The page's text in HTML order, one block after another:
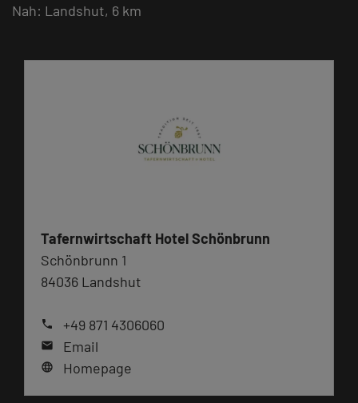
Nah: Landshut, 6 km
Tafernwirtschaft Hotel Schönbrunn
Schönbrunn 1
84036 Landshut
phone +49 871 4306060
mail Email
language Homepage